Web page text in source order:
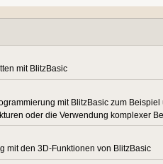
mit BlitzBasic
mit BlitzBasic zum Beispiel
oder die Verwendung komplexer
mit den 3D-Funktionen von BlitzBasic